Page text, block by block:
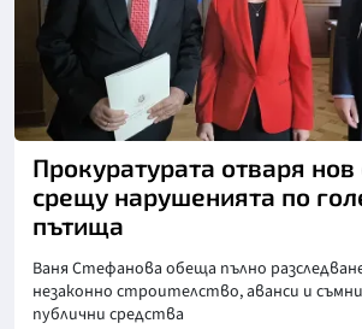
Прокуратурата отваря
срещу нарушенията по
пътища
Ваня Стефанова обеща пълно
незаконно строителство, аванси и
публични средства